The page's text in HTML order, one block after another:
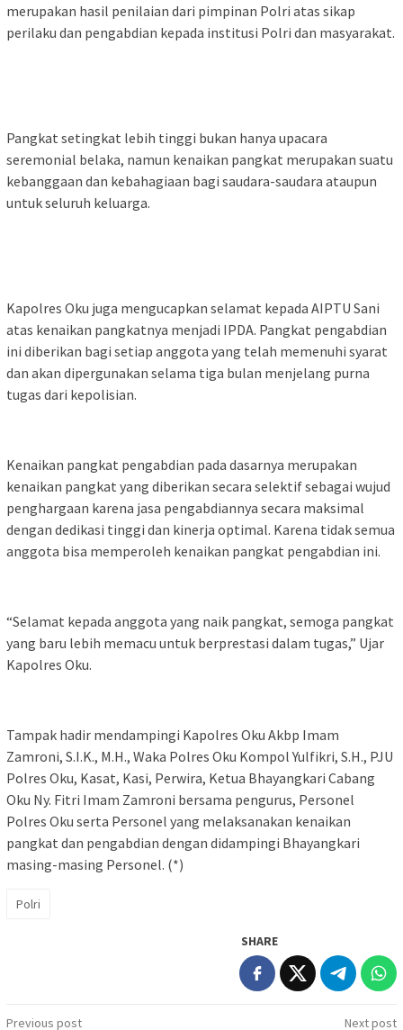
merupakan hasil penilaian dari pimpinan Polri atas sikap
perilaku dan pengabdian kepada institusi Polri dan masyarakat.
Pangkat setingkat lebih tinggi bukan hanya upacara
seremonial belaka, namun kenaikan pangkat merupakan suatu
kebanggaan dan kebahagiaan bagi saudara-saudara ataupun
untuk seluruh keluarga.
Kapolres Oku juga mengucapkan selamat kepada AIPTU Sani
atas kenaikan pangkatnya menjadi IPDA. Pangkat pengabdian
ini diberikan bagi setiap anggota yang telah memenuhi syarat
dan akan dipergunakan selama tiga bulan menjelang purna
tugas dari kepolisian.
Kenaikan pangkat pengabdian pada dasarnya merupakan
kenaikan pangkat yang diberikan secara selektif sebagai wujud
penghargaan karena jasa pengabdiannya secara maksimal
dengan dedikasi tinggi dan kinerja optimal. Karena tidak semua
anggota bisa memperoleh kenaikan pangkat pengabdian ini.
“Selamat kepada anggota yang naik pangkat, semoga pangkat
yang baru lebih memacu untuk berprestasi dalam tugas,” Ujar
Kapolres Oku.
Tampak hadir mendampingi Kapolres Oku Akbp Imam
Zamroni, S.I.K., M.H., Waka Polres Oku Kompol Yulfikri, S.H., PJU
Polres Oku, Kasat, Kasi, Perwira, Ketua Bhayangkari Cabang
Oku Ny. Fitri Imam Zamroni bersama pengurus, Personel
Polres Oku serta Personel yang melaksanakan kenaikan
pangkat dan pengabdian dengan didampingi Bhayangkari
masing-masing Personel. (*)
Polri
SHARE
Previous post Next post